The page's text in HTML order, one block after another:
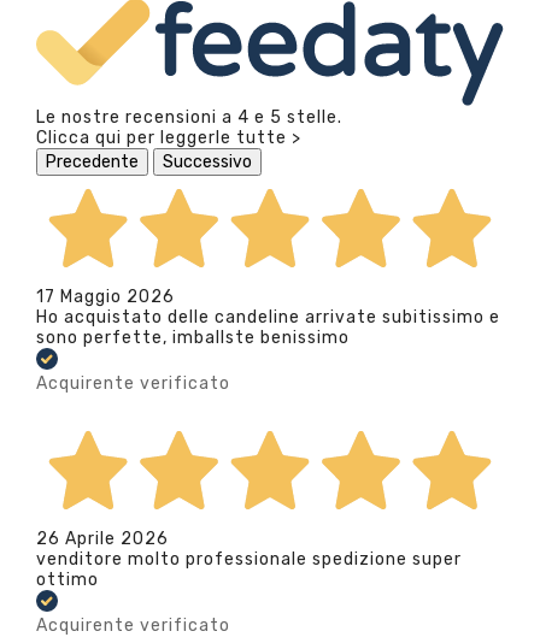
Le nostre recensioni a 4 e 5 stelle.
Clicca qui per leggerle tutte >
Precedente
Successivo
17 Maggio 2026
Ho acquistato delle candeline arrivate subitissimo e
sono perfette, imballste benissimo
Acquirente verificato
26 Aprile 2026
venditore molto professionale spedizione super
ottimo
Acquirente verificato